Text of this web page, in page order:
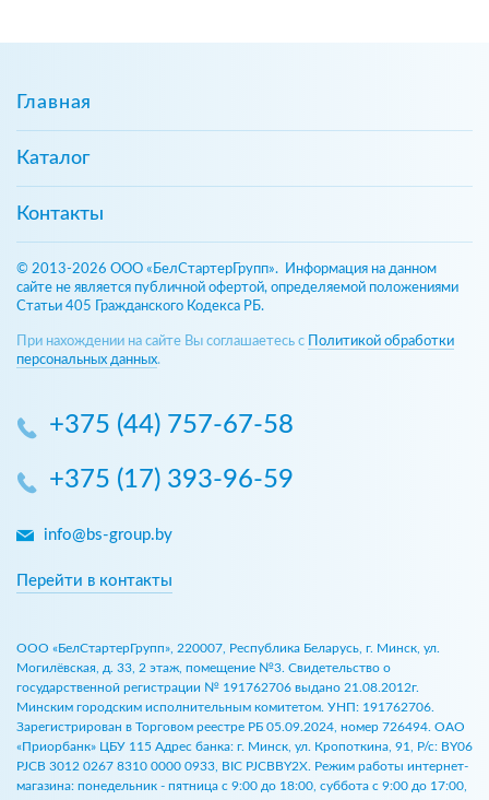
Главная
Каталог
Контакты
© 2013-2026 ООО «БелСтартерГрупп». Информация на данном
сайте не является публичной офертой, определяемой положениями
Статьи 405 Гражданского Кодекса РБ.
При нахождении на сайте Вы соглашаетесь с
Политикой обработки
персональных данных.
+375 (44) 757-67-58
+375 (17) 393-96-59
info@bs-group.by
Перейти в контакты
ООО «БелСтартерГрупп», 220007, Республика Беларусь, г. Минск, ул.
Могилёвская, д. 33, 2 этаж, помещение №3. Свидетельство о
государственной регистрации № 191762706 выдано 21.08.2012г.
Минским городским исполнительным комитетом. УНП: 191762706.
Зарегистрирован в Торговом реестре РБ 05.09.2024, номер 726494. ОАО
«Приорбанк» ЦБУ 115 Адрес банка: г. Минск, ул. Кропоткина, 91, Р/с: BY06
PJCB 3012 0267 8310 0000 0933, BIC PJCBBY2X. Режим работы интернет-
магазина: понедельник - пятница с 9:00 до 18:00, суббота с 9:00 до 17:00,